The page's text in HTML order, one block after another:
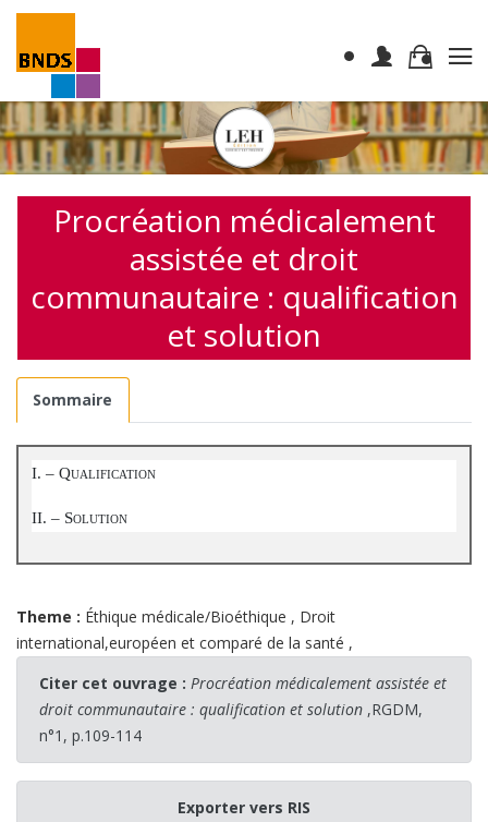
Procréation médicalement
assistée et droit
communautaire : qualification
et solution
Sommaire
I. – QUALIFICATION
II. – SOLUTION
Theme : Éthique médicale/Bioéthique , Droit
international,européen et comparé de la santé ,
Citer cet ouvrage : Procréation médicalement assistée et
droit communautaire : qualification et solution ,RGDM,
n°1, p.109-114
Exporter vers RIS